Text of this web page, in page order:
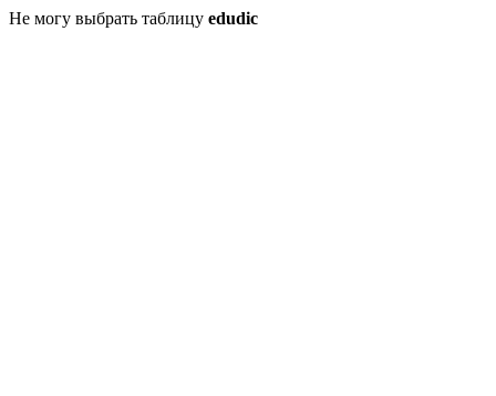
Не могу выбрать таблицу edudic